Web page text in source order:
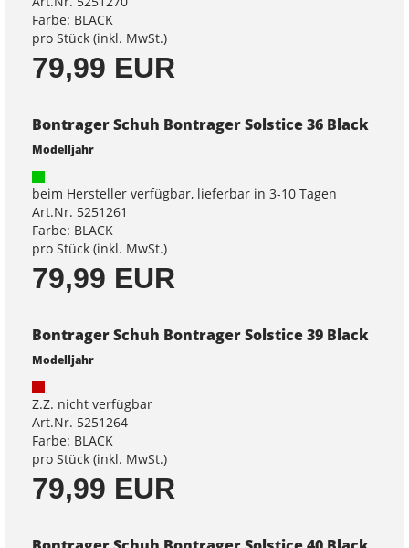
Farbe: BLACK
pro Stück (inkl. MwSt.)
79,99 EUR
Bontrager Schuh Bontrager Solstice 36 Black
Modelljahr
beim Hersteller verfügbar, lieferbar in 3-10 Tagen
Art.Nr. 5251261
Farbe: BLACK
pro Stück (inkl. MwSt.)
79,99 EUR
Bontrager Schuh Bontrager Solstice 39 Black
Modelljahr
Z.Z. nicht verfügbar
Art.Nr. 5251264
Farbe: BLACK
pro Stück (inkl. MwSt.)
79,99 EUR